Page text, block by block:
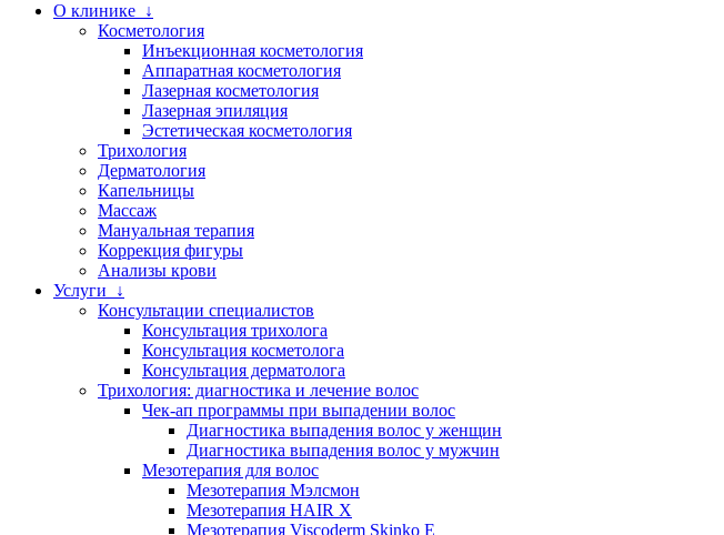
О клинике ↓
Косметология
Инъекционная косметология
Аппаратная косметология
Лазерная косметология
Лазерная эпиляция
Эстетическая косметология
Трихология
Дерматология
Капельницы
Массаж
Мануальная терапия
Коррекция фигуры
Анализы крови
Услуги ↓
Консультации специалистов
Консультация трихолога
Консультация косметолога
Консультация дерматолога
Трихология: диагностика и лечение волос
Чек-ап программы при выпадении волос
Диагностика выпадения волос у женщин
Диагностика выпадения волос у мужчин
Мезотерапия для волос
Мезотерапия Мэлсмон
Мезотерапия HAIR X
Мезотерапия Viscoderm Skinko E